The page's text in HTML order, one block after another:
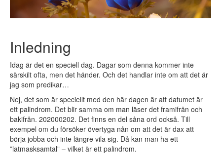
Inledning
Idag är det en speciell dag. Dagar som denna kommer inte
särskilt ofta, men det händer. Och det handlar inte om att det är
jag som predikar…
Nej, det som är speciellt med den här dagen är att datumet är
ett palindrom. Det blir samma om man läser det framifrån och
bakifrån. 202000202. Det finns en del såna ord också. Till
exempel om du försöker övertyga nån om att det är dax att
börja jobba och inte längre vila sig. Då kan man ha ett
”latmasksamtal” – vilket är ett palindrom.